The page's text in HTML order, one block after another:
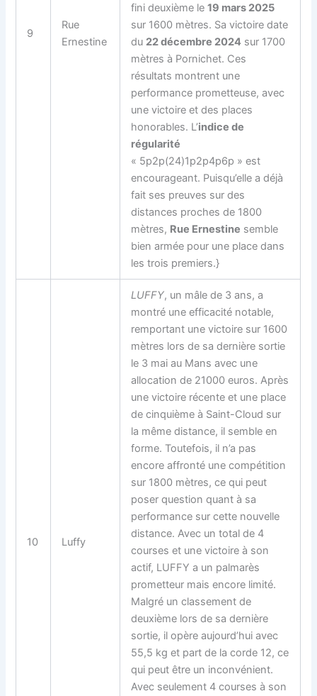
9
Rue
Ernestine
fini deuxième le19 mars 2025
sur 1600 mètres. Sa victoire date
du 22 décembre 2024 sur 1700
mètres à Pornichet. Ces
résultats montrent une
performance prometteuse, avec
une victoire et des places
honorables. L’indice de
régularité
« 5p2p(24)1p2p4p6p » est
encourageant. Puisqu’elle a déjà
fait ses preuves sur des
distances proches de 1800
mètres, Rue Ernestine semble
bien armée pour une place dans
les trois premiers.}
10 Luffy
LUFFY, un mâle de 3 ans, a
montré une efficacité notable,
remportant une victoire sur 1600
mètres lors de sa dernière sortie
le 3 mai au Mans avec une
allocation de 21000 euros. Après
une victoire récente et une place
de cinquième à Saint-Cloud sur
la même distance, il semble en
forme. Toutefois, il n’a pas
encore affronté une compétition
sur 1800 mètres, ce qui peut
poser question quant à sa
performance sur cette nouvelle
distance. Avec un total de 4
courses et une victoire à son
actif, LUFFY a un palmarès
prometteur mais encore limité.
Malgré un classement de
deuxième lors de sa dernière
sortie, il opère aujourd’hui avec
55,5 kg et part de la corde 12, ce
qui peut être un inconvénient.
Avec seulement 4 courses à son